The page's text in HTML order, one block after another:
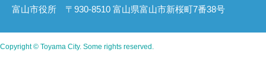
富山市役所 〒930-8510 富山県富山市新桜町7番38号
Copyright © Toyama City. Some rights reserved.